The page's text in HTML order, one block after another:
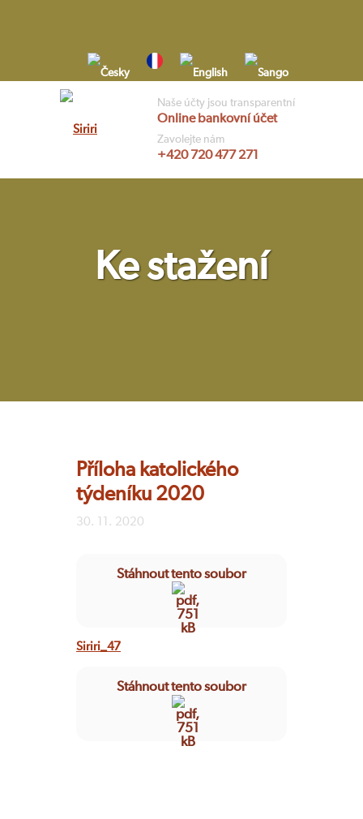
Vyhledávání
Naše účty jsou transparentní
Online bankovní účet
Zavolejte nám
+420 720 477 271
Ke stažení
Příloha katolického
týdeníku 2020
30. 11. 2020
Stáhnout tento soubor
Siriri_47
Stáhnout tento soubor